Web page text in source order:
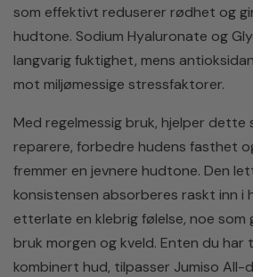
som effektivt reduserer rødhet og
hudtone. Sodium Hyaluronate og
langvarig fuktighet, mens
mot miljømessige stressfaktorer.
Med regelmessig bruk, hjelper dette
reparere, forbedre hudens fasthet
fremmer en jevnere hudtone. Den
konsistensen absorberes raskt inn i
etterlate en klebrig følelse, noe som
bruk morgen og kveld. Enten du har
kombinert hud, tilpasser Jumiso All-